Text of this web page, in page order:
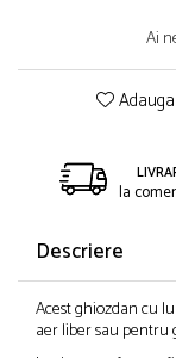
Ai
la
Descriere
Acest ghiozdan cu
aer liber sau pentru